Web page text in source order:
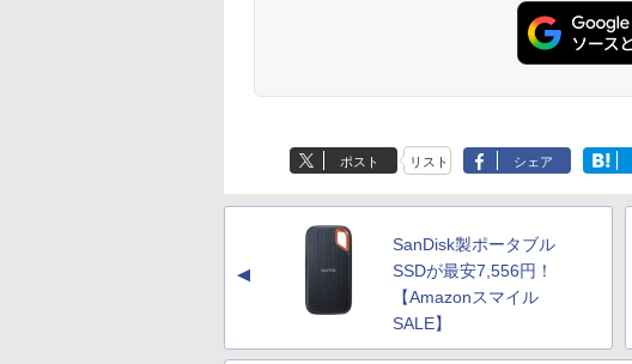
ポスト リスト シェア
▲
SanDisk製ポータブル
SSDが最安7,556円！
【Amazonスマイル
SALE】